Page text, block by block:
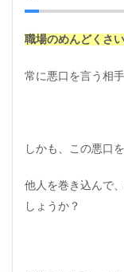
職場のめんどくさ
常に悪口を言う相
しかも、この悪口
他人を巻き込んで
しょうか？